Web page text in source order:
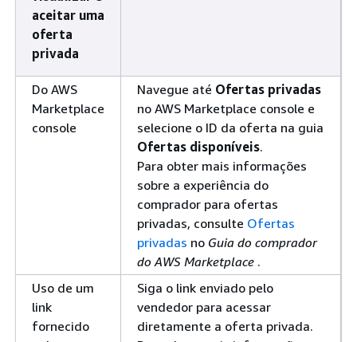
aceitar uma
oferta
privada
Do AWS
Marketplace
console
Navegue até Ofertas privadas
no AWS Marketplace console e
selecione o ID da oferta na guia
Ofertas disponíveis.
Para obter mais informações
sobre a experiência do
comprador para ofertas
privadas, consulte Ofertas
privadas no Guia do comprador
do AWS Marketplace .
Uso de um
link
fornecido
Siga o link enviado pelo
vendedor para acessar
diretamente a oferta privada.